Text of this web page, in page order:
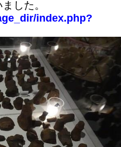
した。
index.php?